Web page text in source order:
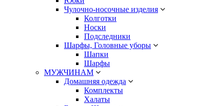
Чулочно-носочные изделия
Колготки
Носки
Подследники
Шарфы, Головные уборы
Шапки
Шарфы
МУЖЧИНАМ
Домашняя одежда
Комплекты
Халаты